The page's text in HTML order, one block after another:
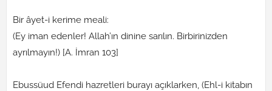
Bir âyet-i kerime meali:
(Ey iman edenler! Allah’ın dinine sarılın. Birbirinizden
ayrılmayın!) [A. İmran 103]
Ebussüud Efendi hazretleri burayı açıklarken, (Ehl-i kitabın